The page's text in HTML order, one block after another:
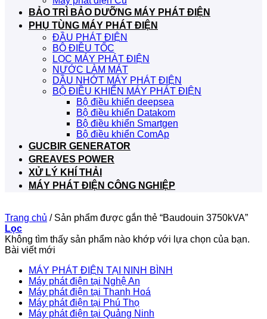
BẢO TRÌ BẢO DƯỠNG MÁY PHÁT ĐIỆN
PHỤ TÙNG MÁY PHÁT ĐIỆN
ĐẦU PHÁT ĐIỆN
BỘ ĐIỀU TỐC
LỌC MÁY PHÁT ĐIỆN
NƯỚC LÀM MÁT
DẦU NHỚT MÁY PHÁT ĐIỆN
BỘ ĐIỀU KHIỂN MÁY PHÁT ĐIỆN
Bộ điều khiển deepsea
Bộ điều khiển Datakom
Bộ điều khiển Smartgen
Bộ điều khiển ComAp
GUCBIR GENERATOR
GREAVES POWER
XỬ LÝ KHÍ THẢI
MÁY PHÁT ĐIỆN CÔNG NGHIỆP
Trang chủ /Sản phẩm được gắn thẻ “Baudouin 3750kVA”
Lọc
Không tìm thấy sản phẩm nào khớp với lựa chọn của bạn.
Bài viết mới
MÁY PHÁT ĐIỆN TẠI NINH BÌNH
Máy phát điện tại Nghệ An
Máy phát điện tại Thanh Hoá
Máy phát điện tại Phú Thọ
Máy phát điện tại Quảng Ninh